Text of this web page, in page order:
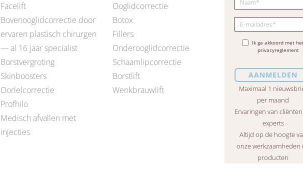
Facelift
Bovenooglidcorrectie door
ervaren plastisch chirurgen
— al 16 jaar specialist
Borstvergroting
Skinboosters
Oorlelcorrectie
Profhilo
Medisch afvallen met
injecties
Ooglidcorrectie
Botox
Fillers
Onderooglidcorrectie
Schaamlipcorrectie
Borstlift
Wenkbrauwlift
Ik ga akkoord met
privacyreglement
Maximaal 1
per maand
Ervaringen van
experts
Altijd op de hoogte
onze werkzaamheden
producten